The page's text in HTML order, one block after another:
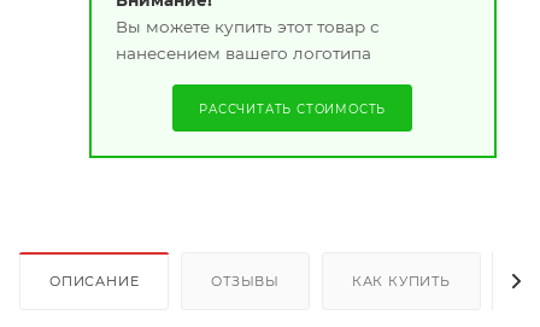
Вы можете купить этот товар с
нанесением вашего логотипа
РАССЧИТАТЬ СТОИМОСТЬ
ОПИСАНИЕ ОТЗЫВЫ КАК КУПИТЬ